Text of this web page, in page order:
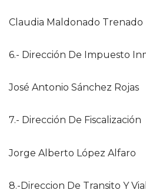
Claudia Maldonado Trenado
6.- Dirección De Impuesto
José Antonio Sánchez Rojas
7.- Dirección De Fiscalización
Jorge Alberto López Alfaro
8.-Direccion De Transito Y